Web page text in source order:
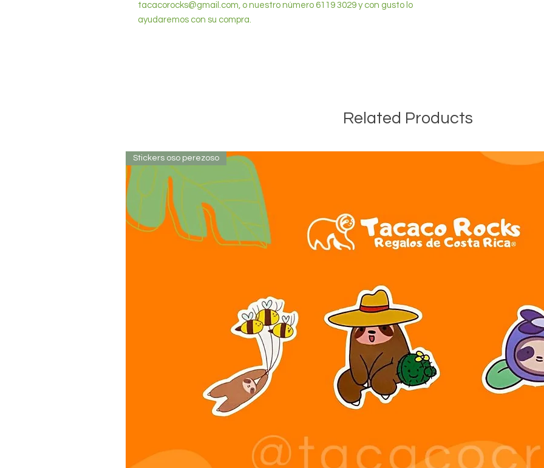
tacacorocks@gmail.com, o nuestro número 6119 3029 y con gusto lo
ayudaremos con su compra.
Related Products
Stickers oso perezoso